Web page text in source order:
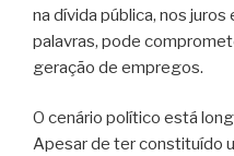
na dívida pública, nos juros
palavras, pode
geração de empregos.
O cenário político está
Apesar de ter constituído